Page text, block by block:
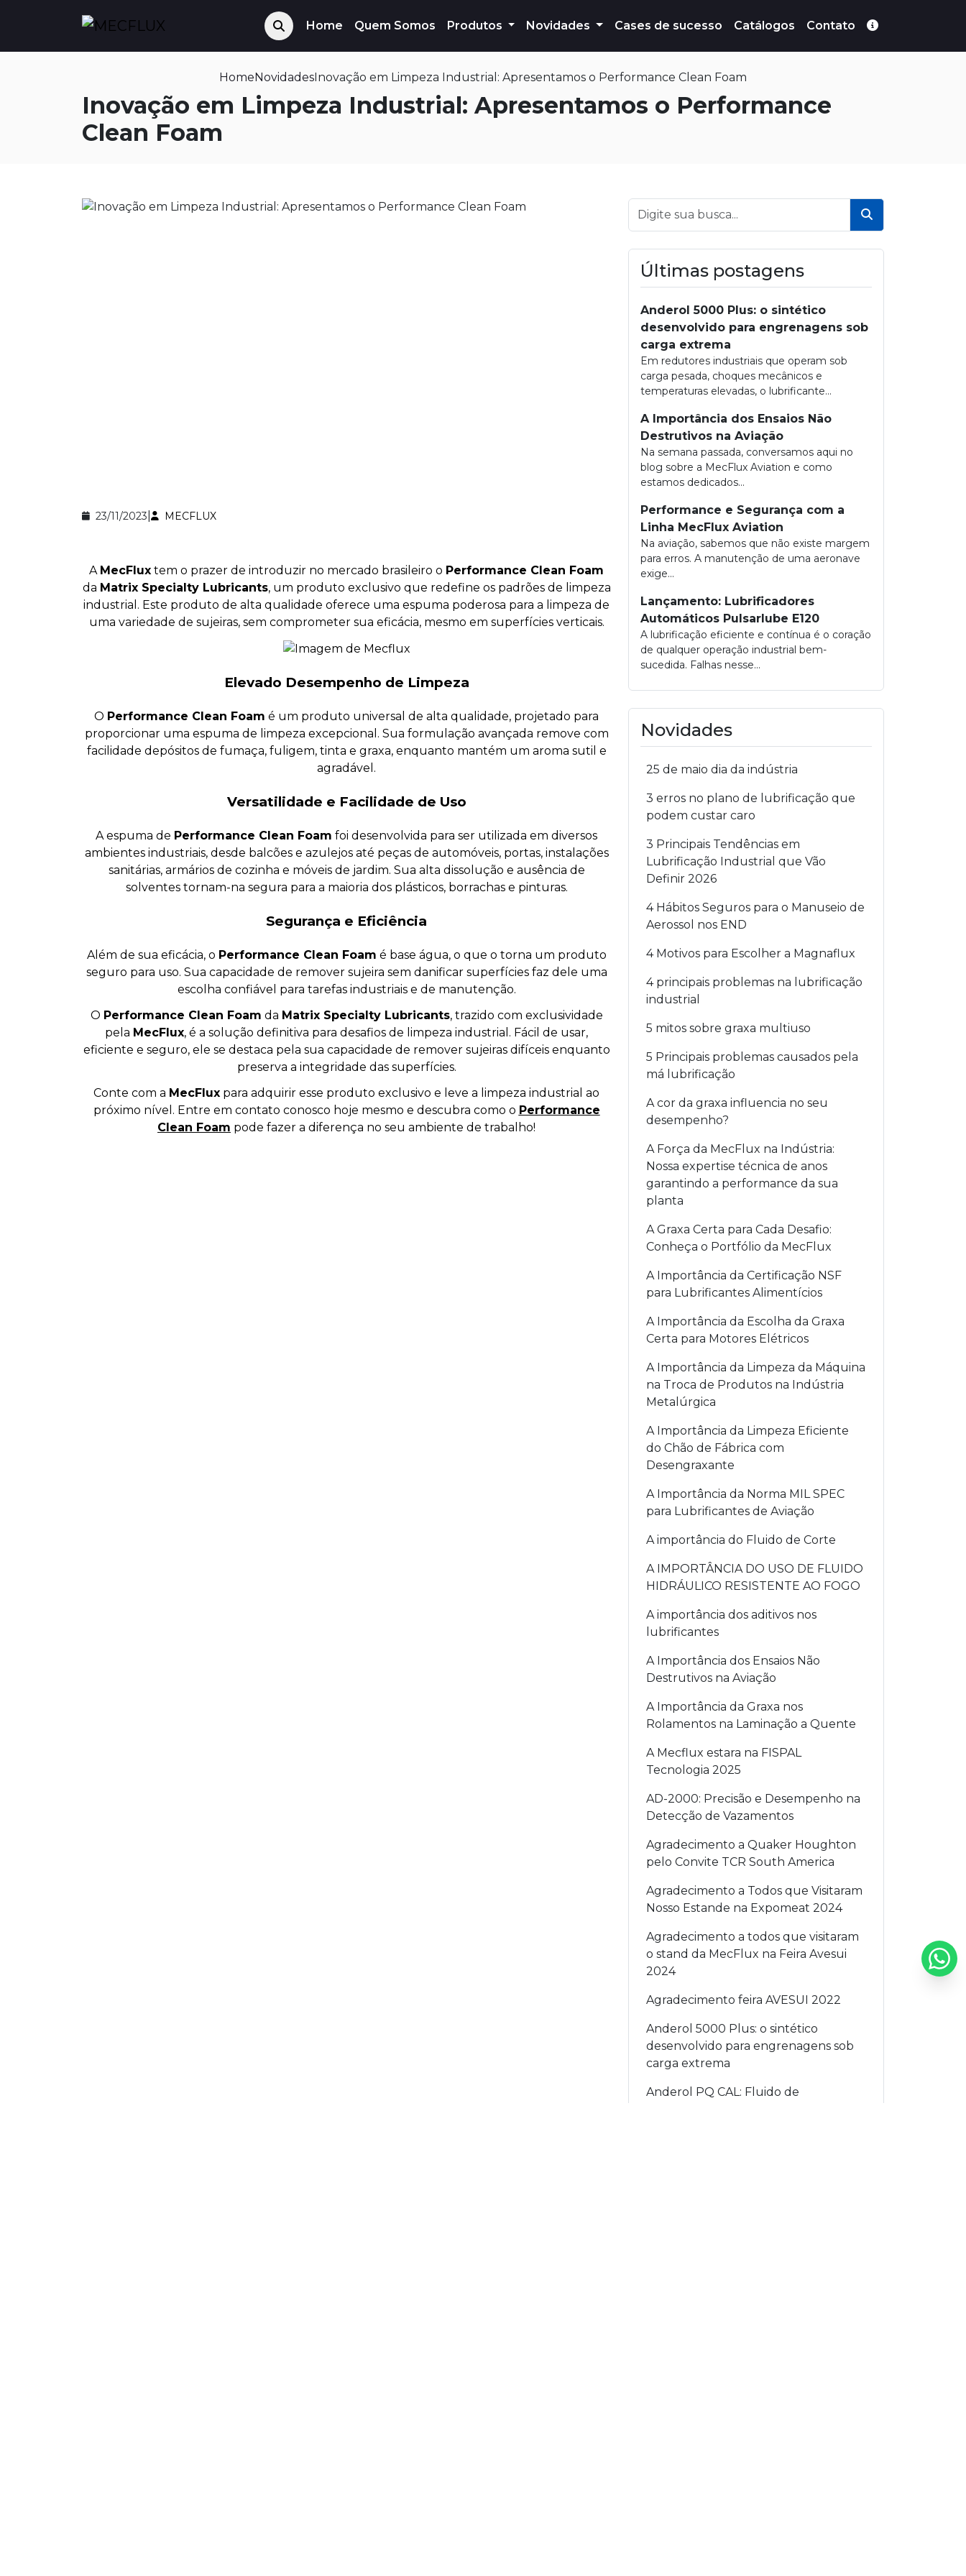
Home Quem Somos Produtos Novidades Cases de sucesso Catálogos Contato
HomeNovidadesInovação em Limpeza Industrial: Apresentamos o Performance Clean Foam
Inovação em Limpeza Industrial: Apresentamos o Performance
Clean Foam
23/11/2023 MECFLUX
A MecFlux tem o prazer de introduzir no mercado brasileiro o Performance Clean Foam
da Matrix Specialty Lubricants, um produto exclusivo que redefine os padrões de limpeza
industrial. Este produto de alta qualidade oferece uma espuma poderosa para a limpeza de
uma variedade de sujeiras, sem comprometer sua eficácia, mesmo em superfícies verticais.
Elevado Desempenho de Limpeza
O Performance Clean Foam é um produto universal de alta qualidade, projetado para
proporcionar uma espuma de limpeza excepcional. Sua formulação avançada remove com
facilidade depósitos de fumaça, fuligem, tinta e graxa, enquanto mantém um aroma sutil e
agradável.
Versatilidade e Facilidade de Uso
A espuma de Performance Clean Foam foi desenvolvida para ser utilizada em diversos
ambientes industriais, desde balcões e azulejos até peças de automóveis, portas, instalações
sanitárias, armários de cozinha e móveis de jardim. Sua alta dissolução e ausência de
solventes tornam-na segura para a maioria dos plásticos, borrachas e pinturas.
Segurança e Eficiência
Além de sua eficácia, o Performance Clean Foam é base água, o que o torna um produto
seguro para uso. Sua capacidade de remover sujeira sem danificar superfícies faz dele uma
escolha confiável para tarefas industriais e de manutenção.
O Performance Clean Foam da Matrix Specialty Lubricants, trazido com exclusividade
pela MecFlux, é a solução definitiva para desafios de limpeza industrial. Fácil de usar,
eficiente e seguro, ele se destaca pela sua capacidade de remover sujeiras difíceis enquanto
preserva a integridade das superfícies.
Conte com a MecFlux para adquirir esse produto exclusivo e leve a limpeza industrial ao
próximo nível. Entre em contato conosco hoje mesmo e descubra como o Performance
Clean Foam pode fazer a diferença no seu ambiente de trabalho!
Buscar
Últimas postagens
Anderol 5000 Plus: o sintético
desenvolvido para engrenagens sob
carga extrema
Em redutores industriais que operam sob
carga pesada, choques mecânicos e
temperaturas elevadas, o lubrificante...
A Importância dos Ensaios Não
Destrutivos na Aviação
Na semana passada, conversamos aqui no
blog sobre a MecFlux Aviation e como
estamos dedicados...
Performance e Segurança com a
Linha MecFlux Aviation
Na aviação, sabemos que não existe margem
para erros. A manutenção de uma aeronave
exige...
Lançamento: Lubrificadores
Automáticos Pulsarlube E120
A lubrificação eficiente e contínua é o coração
de qualquer operação industrial bem-
sucedida. Falhas nesse...
Novidades
25 de maio dia da indústria
3 erros no plano de lubrificação que
podem custar caro
3 Principais Tendências em
Lubrificação Industrial que Vão
Definir 2026
4 Hábitos Seguros para o Manuseio de
Aerossol nos END
4 Motivos para Escolher a Magnaflux
4 principais problemas na lubrificação
industrial
5 mitos sobre graxa multiuso
5 Principais problemas causados pela
má lubrificação
A cor da graxa influencia no seu
desempenho?
A Força da MecFlux na Indústria:
Nossa expertise técnica de anos
garantindo a performance da sua
planta
A Graxa Certa para Cada Desafio:
Conheça o Portfólio da MecFlux
A Importância da Certificação NSF
para Lubrificantes Alimentícios
A Importância da Escolha da Graxa
Certa para Motores Elétricos
A Importância da Limpeza da Máquina
na Troca de Produtos na Indústria
Metalúrgica
A Importância da Limpeza Eficiente
do Chão de Fábrica com
Desengraxante
A Importância da Norma MIL SPEC
para Lubrificantes de Aviação
A importância do Fluido de Corte
A IMPORTÂNCIA DO USO DE FLUIDO
HIDRÁULICO RESISTENTE AO FOGO
A importância dos aditivos nos
lubrificantes
A Importância dos Ensaios Não
Destrutivos na Aviação
A Importância da Graxa nos
Rolamentos na Laminação a Quente
A Mecflux estara na FISPAL
Tecnologia 2025
AD-2000: Precisão e Desempenho na
Detecção de Vazamentos
Agradecimento a Quaker Houghton
pelo Convite TCR South America
Agradecimento a Todos que Visitaram
Nosso Estande na Expomeat 2024
Agradecimento a todos que visitaram
o stand da MecFlux na Feira Avesui
2024
Agradecimento feira AVESUI 2022
Anderol 5000 Plus: o sintético
desenvolvido para engrenagens sob
carga extrema
Anderol PQ CAL: Fluido de